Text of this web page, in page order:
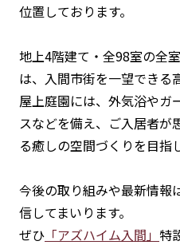
位置しております。
地上4階建て・全98室の全
は、入間市街を一望できる
屋上庭園には、外気浴やガ
スなどを備え、ご入居者が
る癒しの空間づくりを目指
今後の取り組みや最新情報
信してまいります。
ぜひ 「アズハイム入間」 特